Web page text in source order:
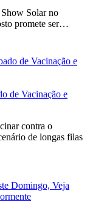
Solar no
promete ser…
de Vacinação e
contra o
de longas filas